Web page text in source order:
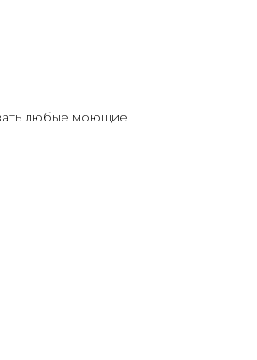
любые моющие